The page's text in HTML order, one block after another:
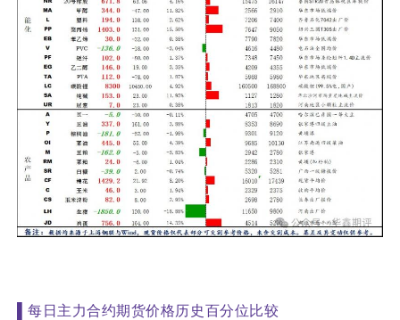
▌每日主力合约期货价格历史百分位比较